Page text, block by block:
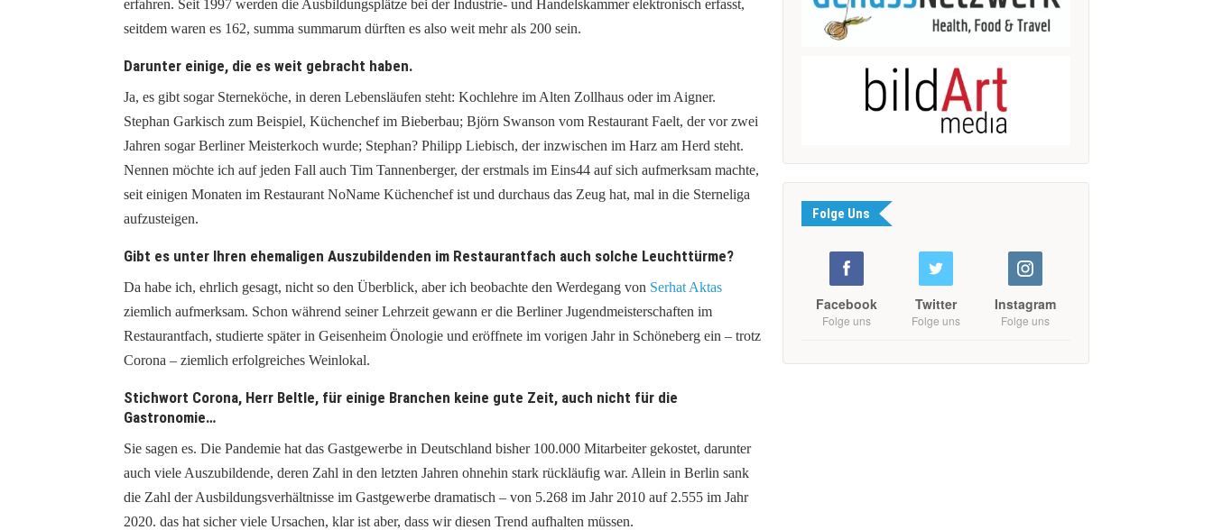
erfahren. Seit 1997 werden die Ausbildungsplätze bei der Industrie- und Handelskammer elektronisch erfasst,
seitdem waren es 162, summa summarum dürften es also weit mehr als 200 sein.
Darunter einige, die es weit gebracht haben.
Ja, es gibt sogar Sterneköche, in deren Lebensläufen steht: Kochlehre im Alten Zollhaus oder im Aigner.
Stephan Garkisch zum Beispiel, Küchenchef im Bieberbau; Björn Swanson vom Restaurant Faelt, der vor zwei
Jahren sogar Berliner Meisterkoch wurde; Stephan? Philipp Liebisch, der inzwischen im Harz am Herd steht.
Nennen möchte ich auf jeden Fall auch Tim Tannenberger, der erstmals im Eins44 auf sich aufmerksam machte,
seit einigen Monaten im Restaurant NoName Küchenchef ist und durchaus das Zeug hat, mal in die Sterneliga
aufzusteigen.
Gibt es unter Ihren ehemaligen Auszubildenden im Restaurantfach auch solche Leuchttürme?
Da habe ich, ehrlich gesagt, nicht so den Überblick, aber ich beobachte den Werdegang von Serhat Aktas
ziemlich aufmerksam. Schon während seiner Lehrzeit gewann er die Berliner Jugendmeisterschaften im
Restaurantfach, studierte später in Geisenheim Önologie und eröffnete im vorigen Jahr in Schöneberg ein – trotz
Corona – ziemlich erfolgreiches Weinlokal.
Stichwort Corona, Herr Beltle, für einige Branchen keine gute Zeit, auch nicht für die
Gastronomie…
Sie sagen es. Die Pandemie hat das Gastgewerbe in Deutschland bisher 100.000 Mitarbeiter gekostet, darunter
auch viele Auszubildende, deren Zahl in den letzten Jahren ohnehin stark rückläufig war. Allein in Berlin sank
die Zahl der Ausbildungsverhältnisse im Gastgewerbe dramatisch – von 5.268 im Jahr 2010 auf 2.555 im Jahr
2020. das hat sicher viele Ursachen, klar ist aber, dass wir diesen Trend aufhalten müssen.
Folge Uns
Facebook
Folge uns
Twitter
Folge uns
Instagram
Folge uns